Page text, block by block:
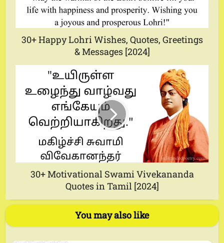
30+ Happy Lohri Wishes, Quotes, Greetings
& Messages [2024]
30+ Motivational Swami Vivekananda
Quotes in Tamil [2024]
You may also like